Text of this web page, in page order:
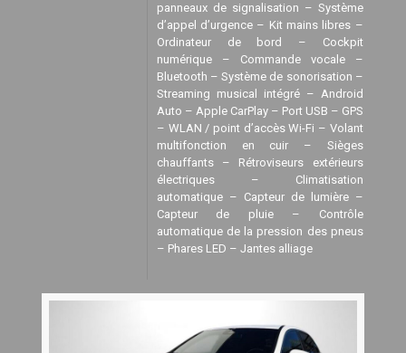
panneaux de signalisation – Système
d’appel d’urgence – Kit mains libres –
Ordinateur de bord – Cockpit
numérique – Commande vocale –
Bluetooth – Système de sonorisation –
Streaming musical intégré – Android
Auto – Apple CarPlay – Port USB – GPS
– WLAN / point d’accès Wi-Fi – Volant
multifonction en cuir – Sièges
chauffants – Rétroviseurs extérieurs
électriques – Climatisation
automatique – Capteur de lumière –
Capteur de pluie – Contrôle
automatique de la pression des pneus
– Phares LED – Jantes alliage